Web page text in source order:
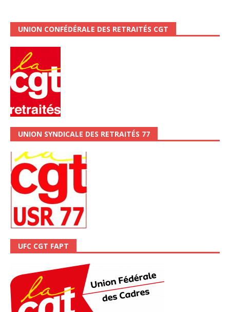
UNION CONFÉDÉRALE DES RETRAITÉS CGT
UNION SYNDICALE DES RETRAITÉS 77
UFC CGT FAPT